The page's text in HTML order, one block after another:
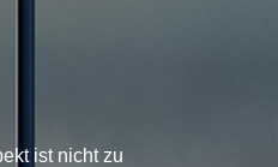
ist nicht zu